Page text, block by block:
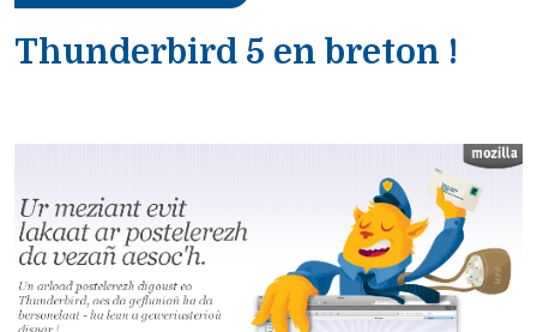
Thunderbird 5 en breton !